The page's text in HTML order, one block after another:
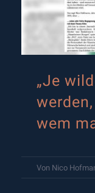
„Je
wem
Von Nico